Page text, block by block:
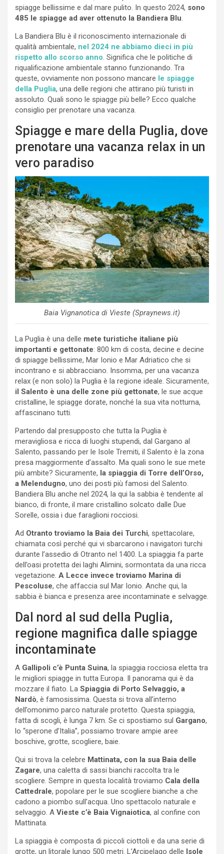
spiagge bellissime e dal mare pulito. In questo 2024, sono
485 le spiagge ad aver ottenuto la Bandiera Blu.
La Bandiera Blu è il riconoscimento internazionale di
qualità ambientale, nel 2024 ne abbiamo dieci in più
rispetto allo scorso anno. Significa che le politiche di
riqualificazione ambientale stanno funzionando. Tra
queste, ovviamente non possono mancare le spiagge
della Puglia, una delle regioni che attirano più turisti in
assoluto. Quali sono le spiagge più belle? Ecco qualche
consiglio per prenotare una vacanza.
Spiagge e mare della Puglia, dove
prenotare una vacanza relax in un
vero paradiso
Baia Vignanotica di Vieste (Spraynews.it)
La Puglia è una delle mete turistiche italiane più
importanti e gettonate: 800 km di costa, decine e decine
di spiagge bellissime, Mar Ionio e Mar Adriatico che si
incontrano e si abbracciano. Insomma, per una vacanza
relax (e non solo) la Puglia è la regione ideale. Sicuramente,
il Salento è una delle zone più gettonate, le sue acque
cristalline, le spiagge dorate, nonché la sua vita notturna,
affascinano tutti.
Partendo dal presupposto che tutta la Puglia è
meravigliosa e ricca di luoghi stupendi, dal Gargano al
Salento, passando per le Isole Tremiti, il Salento è la zona
presa maggiormente d’assalto. Ma quali sono le sue mete
più ambite? Sicuramente, la spiaggia di Torre dell’Orso,
a Melendugno, uno dei posti più famosi del Salento.
Bandiera Blu anche nel 2024, la qui la sabbia è tendente al
bianco, di fronte, il mare cristallino solcato dalle Due
Sorelle, ossia i due faraglioni rocciosi.
Ad Otranto troviamo la Baia dei Turchi, spettacolare,
chiamata così perché qui vi sbarcarono i navigatori turchi
durante l’assedio di Otranto nel 1400. La spiaggia fa parte
dell’oasi protetta dei laghi Alimini, sormontata da una ricca
vegetazione. A Lecce invece troviamo Marina di
Pescoluse, che affaccia sul Mar Ionio. Anche qui, la
sabbia è bianca e presenza aree incontaminate e selvagge.
Dal nord al sud della Puglia,
regione magnifica dalle spiagge
incontaminate
A Gallipoli c’è Punta Suina, la spiaggia rocciosa eletta tra
le migliori spiagge in tutta Europa. Il panorama qui è da
mozzare il fiato. La Spiaggia di Porto Selvaggio, a
Nardò, è famosissima. Questa si trova all’interno
dell’omonimo parco naturale protetto. Questa spiaggia,
fatta di scogli, è lunga 7 km. Se ci spostiamo sul Gargano,
lo “sperone d’Italia”, possiamo trovare ampie aree
boschive, grotte, scogliere, baie.
Qui si trova la celebre Mattinata, con la sua Baia delle
Zagare, una caletta di sassi bianchi raccolta tra le
scogliere. Sempre in questa località troviamo Cala della
Cattedrale, popolare per le sue scogliere bianche a che
cadono a piombo sull’acqua. Uno spettacolo naturale e
selvaggio. A Vieste c’è Baia Vignaiotica, al confine con
Mattinata.
La spiaggia è composta di piccoli ciottoli e da una serie di
grotte, un litorale lungo 500 metri. L’Arcipelago delle Isole